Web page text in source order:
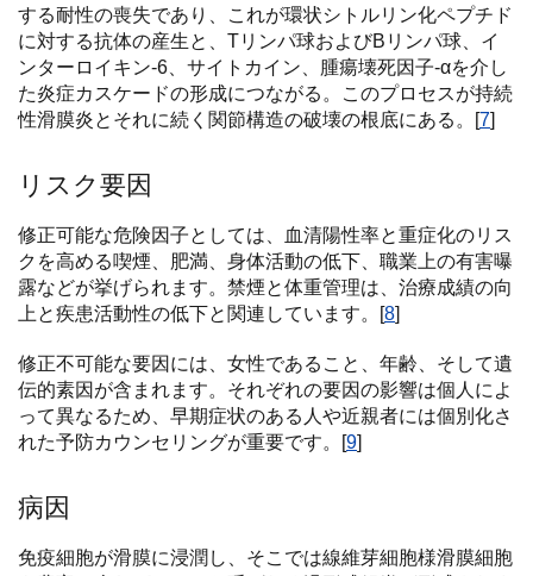
する耐性の喪失であり、これが環状シトルリン化ペプチド
に対する抗体の産生と、Tリンパ球およびBリンパ球、イ
ンターロイキン-6、サイトカイン、腫瘍壊死因子-αを介し
た炎症カスケードの形成につながる。このプロセスが持続
性滑膜炎とそれに続く関節構造の破壊の根底にある。[7]
リスク要因
修正可能な危険因子としては、血清陽性率と重症化のリス
クを高める喫煙、肥満、身体活動の低下、職業上の有害曝
露などが挙げられます。禁煙と体重管理は、治療成績の向
上と疾患活動性の低下と関連しています。[8]
修正不可能な要因には、女性であること、年齢、そして遺
伝的素因が含まれます。それぞれの要因の影響は個人によ
って異なるため、早期症状のある人や近親者には個別化さ
れた予防カウンセリングが重要です。[9]
病因
免疫細胞が滑膜に浸潤し、そこでは線維芽細胞様滑膜細胞